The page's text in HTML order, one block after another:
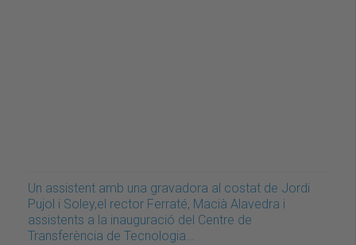
Un assistent amb una gravadora al costat de Jordi
Pujol i Soley,el rector Ferraté, Macià Alavedra i
assistents a la inauguració del Centre de
Transferència de Tecnologia…